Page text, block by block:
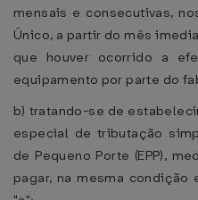
mensais e consecutivas,
Único, a partir do mês
que houver ocorrido a
equipamento por parte do
b) tratando-se de
especial de tributação
de Pequeno Porte (EPP),
pagar, na mesma